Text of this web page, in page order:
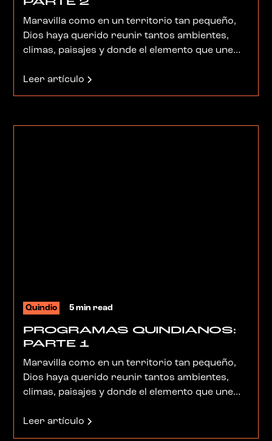
PARTE 2
Maravilla como en un territorio tan pequeño,
Dios haya querido reunir tantos ambientes,
climas, paisajes y donde el elemento que une
pulcritud y tesón de las gentes que allí destinó.
Y es en esta Perla de Colombia, que nosotros
sencillos, cercanos a la tierra y a nuestra
Leer artículo
Quindio 5 min read
PROGRAMAS QUINDIANOS:
PARTE 1
Maravilla como en un territorio tan pequeño,
Dios haya querido reunir tantos ambientes,
climas, paisajes y donde el elemento que une
pulcritud y tesón de las gentes que allí destinó.
Y es en esta Perla de Colombia, que nosotros
Leer artículo